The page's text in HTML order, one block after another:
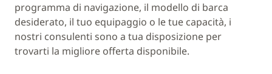
programma di navigazione, il modello di barca
desiderato, il tuo equipaggio o le tue capacità, i
nostri consulenti sono a tua disposizione per
trovarti la migliore offerta disponibile.